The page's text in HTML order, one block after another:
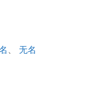
、无名